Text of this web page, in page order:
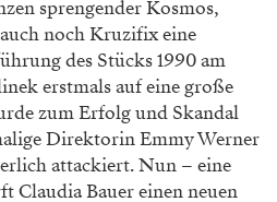
sprengender Kosmos,
noch Kruzifix eine
des Stücks 1990 am
erstmals auf eine große
zum Erfolg und Skandal
Direktorin Emmy Werner
attackiert. Nun – eine
Claudia Bauer einen neuen